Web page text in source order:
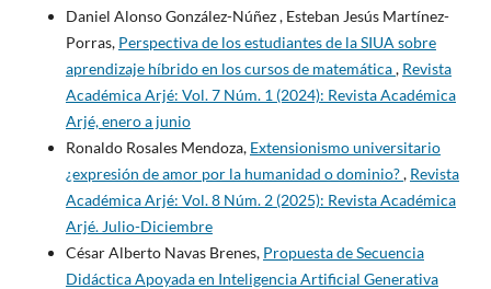
Daniel Alonso González-Núñez , Esteban Jesús Martínez-
Porras, Perspectiva de los estudiantes de la SIUA sobre
aprendizaje híbrido en los cursos de matemática, Revista
Académica Arjé: Vol. 7 Núm. 1 (2024): Revista Académica
Arjé, enero a junio
Ronaldo Rosales Mendoza, Extensionismo universitario
¿expresión de amor por la humanidad o dominio?, Revista
Académica Arjé: Vol. 8 Núm. 2 (2025): Revista Académica
Arjé. Julio-Diciembre
César Alberto Navas Brenes, Propuesta de Secuencia
Didáctica Apoyada en Inteligencia Artificial Generativa